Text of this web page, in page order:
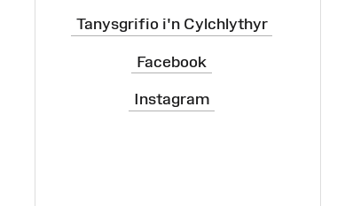
Tanysgrifio i'n Cylchlythyr
Facebook
Instagram